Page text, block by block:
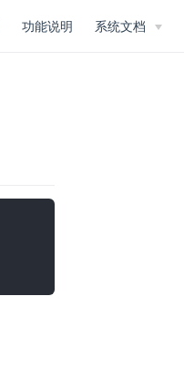
功能说明 系统文档